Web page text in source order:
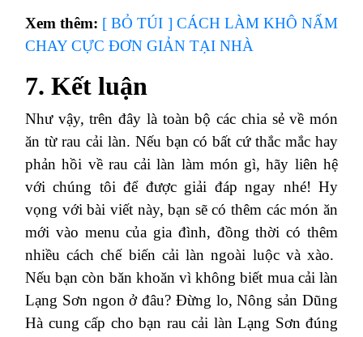
Xem thêm: [ BỎ TÚI ] CÁCH LÀM KHÔ NẤM
CHAY CỰC ĐƠN GIẢN TẠI NHÀ
7. Kết luận
Như vậy, trên đây là toàn bộ các chia sẻ về món
ăn từ rau cải làn. Nếu bạn có bất cứ thắc mắc hay
phản hồi về rau cải làn làm món gì, hãy liên hệ
với chúng tôi để được giải đáp ngay nhé! Hy
vọng với bài viết này, bạn sẽ có thêm các món ăn
mới vào menu của gia đình, đồng thời có thêm
nhiều cách chế biến cải làn ngoài luộc và xào.
Nếu bạn còn băn khoăn vì không biết mua cải làn
Lạng Sơn ngon ở đâu? Đừng lo, Nông sản Dũng
Hà cung cấp cho bạn rau cải làn Lạng Sơn đúng